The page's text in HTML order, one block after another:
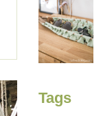
Tags